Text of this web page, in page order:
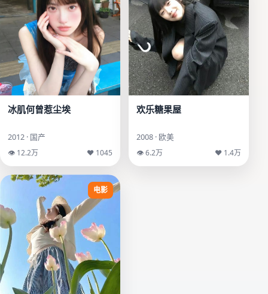
冰肌何曾惹尘埃
2012 · 国产
👁 12.2万 ♥ 1045
欢乐糖果屋
2008 · 欧美
👁 6.2万 ♥ 1.4万
电影